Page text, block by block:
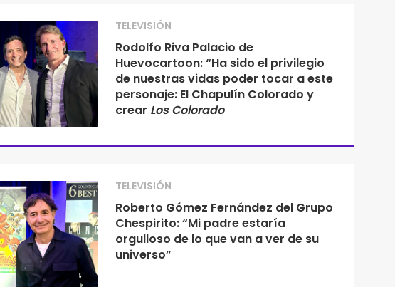
TELEVISIÓN
Rodolfo Riva Palacio de
Huevocartoon: “Ha sido el privilegio
de nuestras vidas poder tocar a este
personaje: El Chapulín Colorado y
crear Los Colorado
TELEVISIÓN
Roberto Gómez Fernández del Grupo
Chespirito: “Mi padre estaría
orgulloso de lo que van a ver de su
universo”